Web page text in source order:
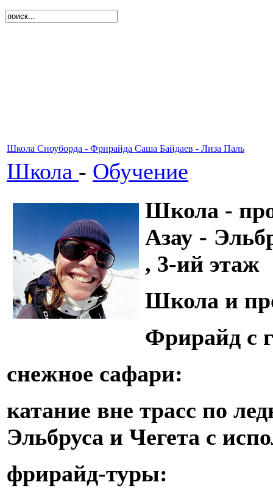
Школа Сноуборда - Фрирайда Саша Байдаев - Лиза Паль
Школа - Обучение
Школа -
Азау -
, 3-ий этаж
Школа и
Фрирайд с
снежное сафари:
катание вне трасс по
Эльбруса и Чегета с
фрирайд-туры: